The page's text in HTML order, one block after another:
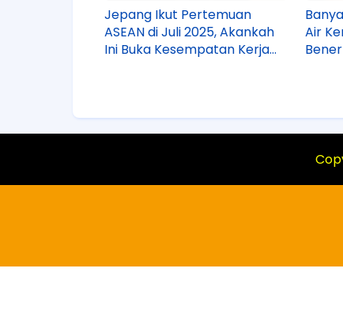
Jepang Ikut Pertemuan
ASEAN di Juli 2025, Akankah
Ini Buka Kesempatan Kerja
Air